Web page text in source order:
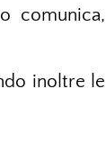
comunica,
inoltre le